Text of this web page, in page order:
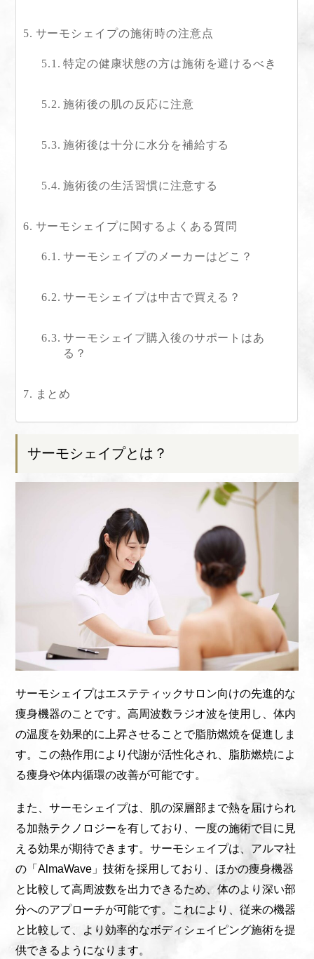
サーモシェイプの施術時の注意点
特定の健康状態の方は施術を避けるべき
施術後の肌の反応に注意
施術後は十分に水分を補給する
施術後の生活習慣に注意する
サーモシェイプに関するよくある質問
サーモシェイプのメーカーはどこ？
サーモシェイプは中古で買える？
サーモシェイプ購入後のサポートはあ
る？
まとめ
サーモシェイプとは？
サーモシェイプはエステティックサロン向けの先進的な
痩身機器のことです。高周波数ラジオ波を使用し、体内
の温度を効果的に上昇させることで脂肪燃焼を促進しま
す。この熱作用により代謝が活性化され、脂肪燃焼によ
る痩身や体内循環の改善が可能です。
また、サーモシェイプは、肌の深層部まで熱を届けられ
る加熱テクノロジーを有しており、一度の施術で目に見
える効果が期待できます。サーモシェイプは、アルマ社
の「AlmaWave」技術を採用しており、ほかの痩身機器
と比較して高周波数を出力できるため、体のより深い部
分へのアプローチが可能です。これにより、従来の機器
と比較して、より効率的なボディシェイピング施術を提
供できるようになります。